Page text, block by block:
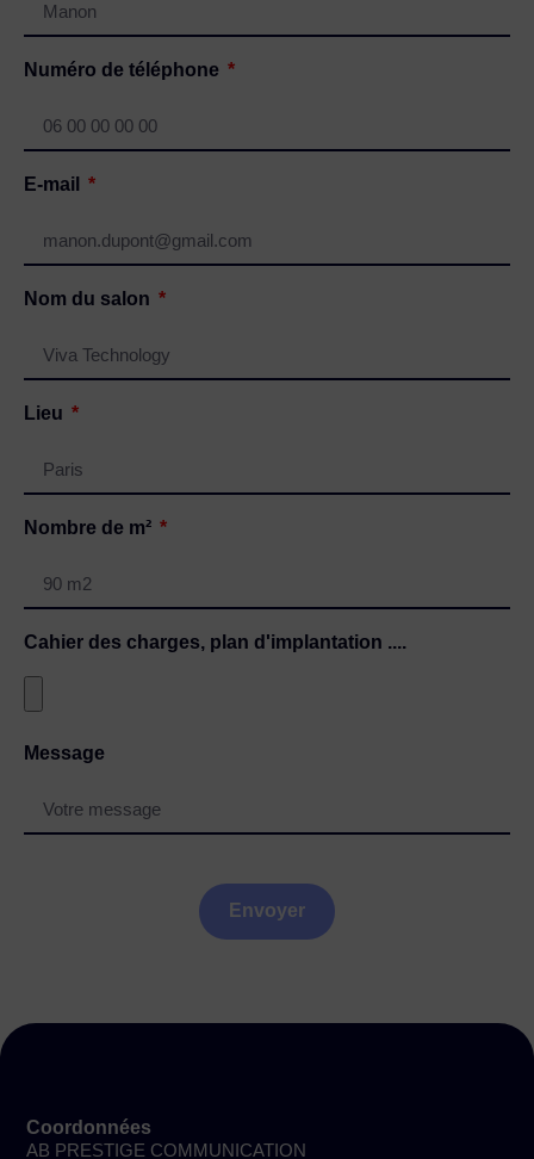
Numéro de téléphone
E-mail
Nom du salon
Lieu
Nombre de m²
Cahier des charges, plan d'implantation ....
Message
Envoyer
Coordonnées
AB PRESTIGE COMMUNICATION